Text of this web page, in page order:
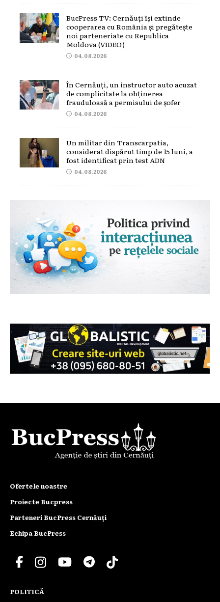
BucPress TV: Cernăuți își extinde
cooperarea cu România și pregătește
noi parteneriate cu Republica
Moldova (VIDEO)
04.08.2026
În Cernăuți, un instructor auto acuzat
de complicitate la obținerea
frauduloasă a permisului de șofer
04.08.2026
Un militar din Transcarpatia,
considerat dispărut timp de 15 luni, a
fost identificat prin test ADN
04.08.2026
Ofertele noastre
Proiecte Bucpress
Parteneri BucPress Cernăuți
Echipa BucPress
POLITICĂ